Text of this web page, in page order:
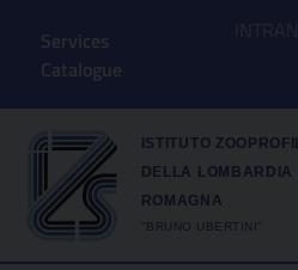
Services
Catalogue
ISTITUTO
DELLA
ROMAGNA
"BRUNO UBERTINI"